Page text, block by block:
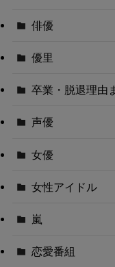
俳優
優里
卒業・脱退理由
声優
女優
女性アイドル
嵐
恋愛番組